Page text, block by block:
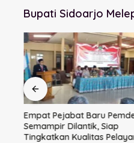
Bupati Sidoarjo
Empat Pejabat Baru
Semampir Dilantik, Siap
Tingkatkan Kualitas